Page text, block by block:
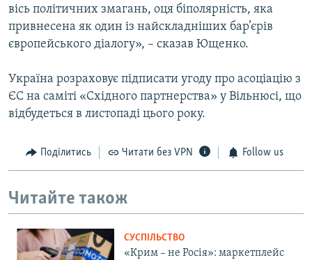
вісь політичних змагань, оця біполярність, яка
привнесена як один із найскладніших бар’єрів
європейського діалогу», – сказав Ющенко.
Україна розраховує підписати угоду про асоціацію з
ЄС на саміті «Східного партнерства» у Вільнюсі, що
відбудеться в листопаді цього року.
Поділитись Читати без VPN Follow us
Читайте також
СУСПІЛЬСТВО
«Крим – не Росія»: маркетплейс